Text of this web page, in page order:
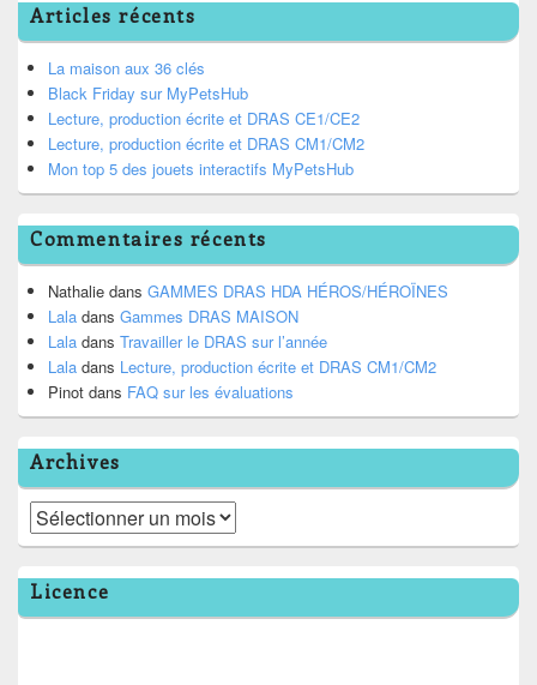
Articles récents
La maison aux 36 clés
Black Friday sur MyPetsHub
Lecture, production écrite et DRAS CE1/CE2
Lecture, production écrite et DRAS CM1/CM2
Mon top 5 des jouets interactifs MyPetsHub
Commentaires récents
Nathalie dans GAMMES DRAS HDA HÉROS/HÉROÏNES
Lala dans Gammes DRAS MAISON
Lala dans Travailler le DRAS sur l’année
Lala dans Lecture, production écrite et DRAS CM1/CM2
Pinot dans FAQ sur les évaluations
Archives
Archives
Licence